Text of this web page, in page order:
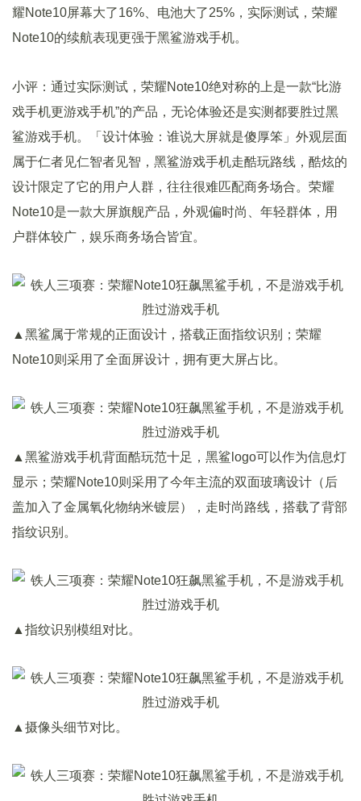
耀Note10屏幕大了16%、电池大了25%，实际测试，荣耀
Note10的续航表现更强于黑鲨游戏手机。
小评：通过实际测试，荣耀Note10绝对称的上是一款“比游
戏手机更游戏手机”的产品，无论体验还是实测都要胜过黑
鲨游戏手机。「设计体验：谁说大屏就是傻厚笨」外观层面
属于仁者见仁智者见智，黑鲨游戏手机走酷玩路线，酷炫的
设计限定了它的用户人群，往往很难匹配商务场合。荣耀
Note10是一款大屏旗舰产品，外观偏时尚、年轻群体，用
户群体较广，娱乐商务场合皆宜。
▲黑鲨属于常规的正面设计，搭载正面指纹识别；荣耀
Note10则采用了全面屏设计，拥有更大屏占比。
▲黑鲨游戏手机背面酷玩范十足，黑鲨logo可以作为信息灯
显示；荣耀Note10则采用了今年主流的双面玻璃设计（后
盖加入了金属氧化物纳米镀层），走时尚路线，搭载了背部
指纹识别。
▲指纹识别模组对比。
▲摄像头细节对比。